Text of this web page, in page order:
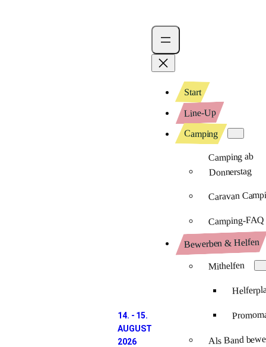
14. - 15.
AUGUST
2026
Start
Line-Up
Camping
Camping ab
Donnerstag
Caravan
Camping-FAQ
Bewerben & Helfen
Mithelfen
Als Band